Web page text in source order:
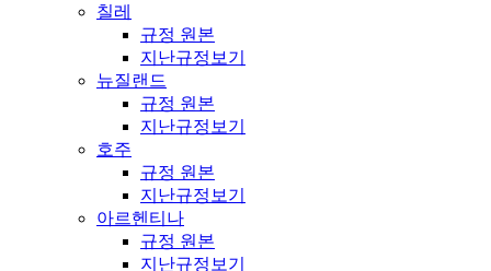
칠레
규정 원본
지난규정보기
뉴질랜드
규정 원본
지난규정보기
호주
규정 원본
지난규정보기
아르헨티나
규정 원본
지난규정보기